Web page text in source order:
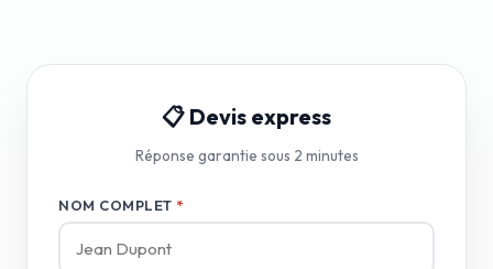
📋 Devis express
Réponse garantie sous 2 minutes
NOM COMPLET *